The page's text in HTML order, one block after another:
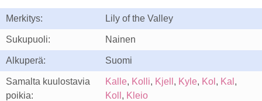
Merkitys: Lily of the Valley
Sukupuoli: Nainen
Alkuperä: Suomi
Samalta kuulostavia
poikia:
Kalle, Kolli, Kjell , Kyle, Kol , Kal ,
Koll , Kleio